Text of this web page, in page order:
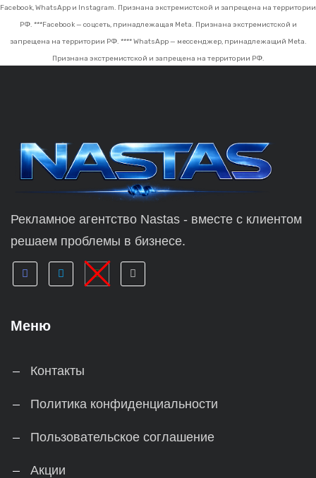
Facebook, WhatsApp и Instagram. Признана экстремистской и запрещена на территории
РФ. ***Facebook — соцсеть, принадлежащая Meta. Признана экстремистской и
запрещена на территории РФ. **** WhatsApp — мессенджер, принадлежащий Meta.
Признана экстремистской и запрещена на территории РФ.
Рекламное агентство Nastas - вместе с клиентом
решаем проблемы в бизнесе.
Меню
Контакты
Политика конфиденциальности
Пользовательское соглашение
Акции